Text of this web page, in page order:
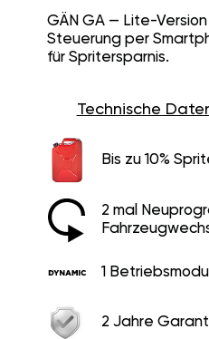
GÄN GA — Lite-
Steuerung per
für Spritersparnis.
Technische
Bis zu 10%
2 mal
1
2 Jahre